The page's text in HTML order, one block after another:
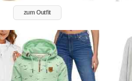
zum Outfit